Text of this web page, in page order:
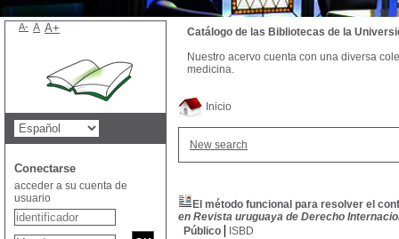
Inicio
New search
El método funcional para resolver el
en Revista uruguaya de Derecho
Público
ISBD
Catálogo de las Bibliotecas de la
Nuestro acervo cuenta con una diversa
medicina.
A- A A+
Conectarse
acceder a su cuenta de
usuario